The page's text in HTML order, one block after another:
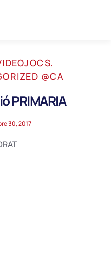
,
@CA
PRIMARIA
30, 2017